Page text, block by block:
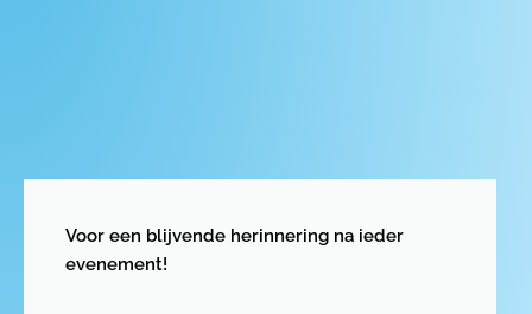
Voor een blijvende herinnering na ieder
evenement!